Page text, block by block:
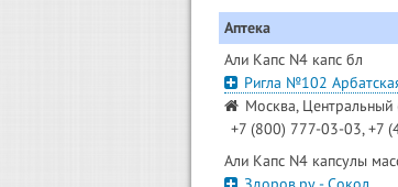
Аптека
Али Капс N4 капс бл
Ригла №102
Москва,
+7 (800) 777-03-03, +7
Али Капс N4 капсулы